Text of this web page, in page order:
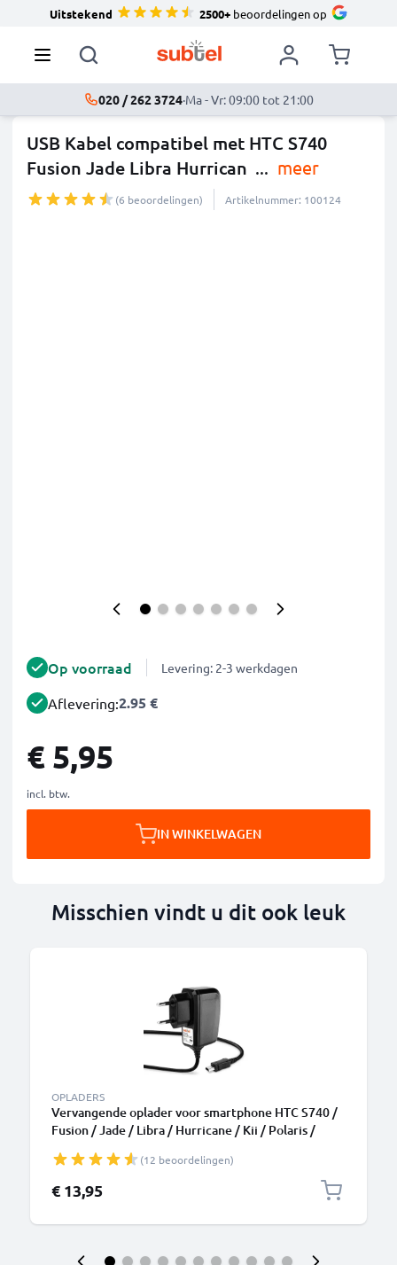
Uitstekend 2500+beoordelingen op
020 / 262 3724·Ma - Vr: 09:00 tot 21:00
USB Kabel compatibel met HTC S740
Fusion Jade Libra Hurrican ... meer
(6 beoordelingen) Artikelnummer: 100124
Op voorraad Levering: 2-3 werkdagen
Aflevering:2.95 €
€ 5,95
incl. btw.
IN WINKELWAGEN
Misschien vindt u dit ook leuk
OPLADERS
Vervangende oplader voor smartphone HTC S740 /
Fusion / Jade / Libra / Hurricane / Kii / Polaris /
1.1m
(12 beoordelingen)
€ 13,95